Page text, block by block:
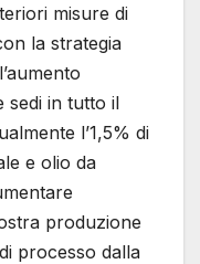
misure di
la strategia
sedi in tutto il
l’1,5% di
e olio da
produzione
processo dalla